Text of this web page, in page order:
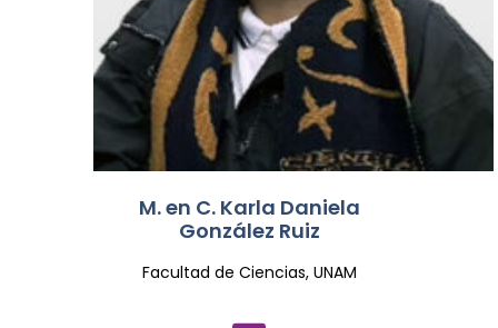
M. en C. Karla Daniela
González Ruiz
Facultad de Ciencias, UNAM